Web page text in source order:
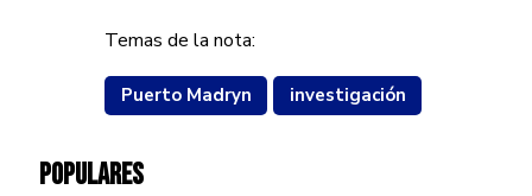
Temas de la nota:
Puerto Madryn investigación
POPULARES